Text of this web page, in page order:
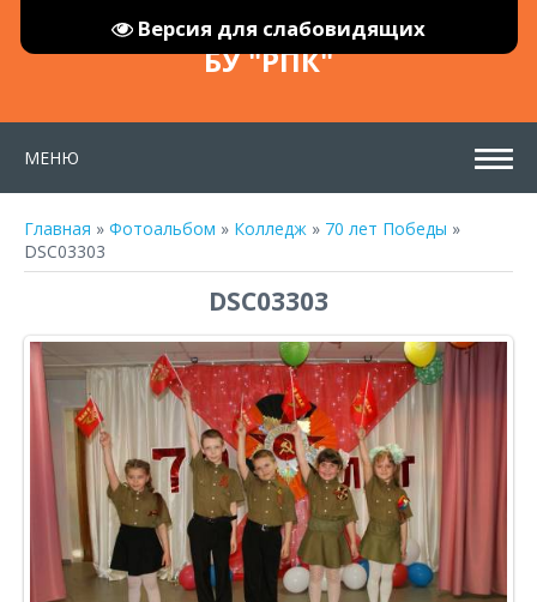
Версия для слабовидящих
БУ "РПК"
МЕНЮ
Главная » Фотоальбом » Колледж » 70 лет Победы »
DSC03303
DSC03303